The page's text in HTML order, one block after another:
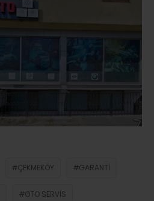
ÇEKMEKÖY GARANTI
OTO SERVIS